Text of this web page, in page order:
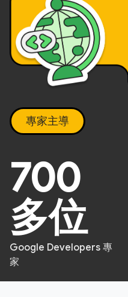
專家主導
700
多位
Google Developers 專
家